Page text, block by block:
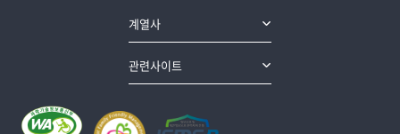
계열사
관련사이트